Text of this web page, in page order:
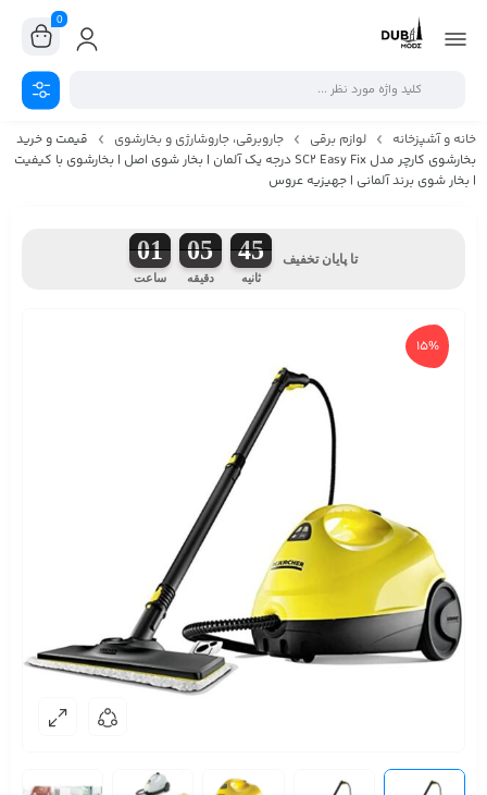
0
خانه و آشپزخانه لوازم برقی جاروبرقی، جاروشارژی و بخارشوی
قیمت و خرید
بخارشوی کارچر مدل SC2 Easy Fix درجه یک آلمان | بخار شوی اصل | بخارشوی با کیفیت
| بخار شوی برند آلمانی | جهیزیه عروس
01
ساعت
05
دقیقه
44
ثانیه
تا پایان تخفیف
15%